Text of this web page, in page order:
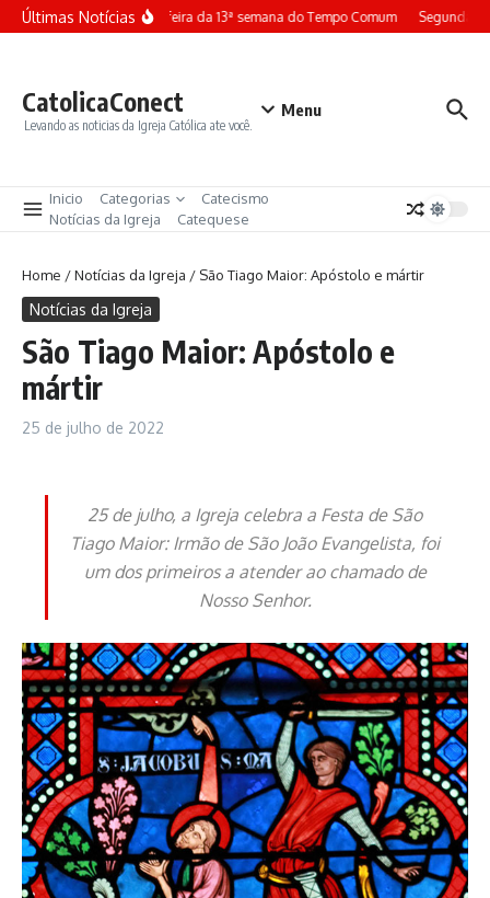
Ir para o conteúdo
Últimas NotíciasTerça-feira da 13ª semana do Tempo Comum Segunda-
CatolicaConect
Levando as noticias da Igreja Católica ate você.
Menu
Inicio Categorias
Catecismo
Notícias da Igreja
Catequese
Home /Notícias da Igreja / São Tiago Maior: Apóstolo e mártir
Notícias da Igreja
São Tiago Maior: Apóstolo e
mártir
25 de julho de 2022
25 de julho, a Igreja celebra a Festa de São
Tiago Maior: Irmão de São João Evangelista, foi
um dos primeiros a atender ao chamado de
Nosso Senhor.